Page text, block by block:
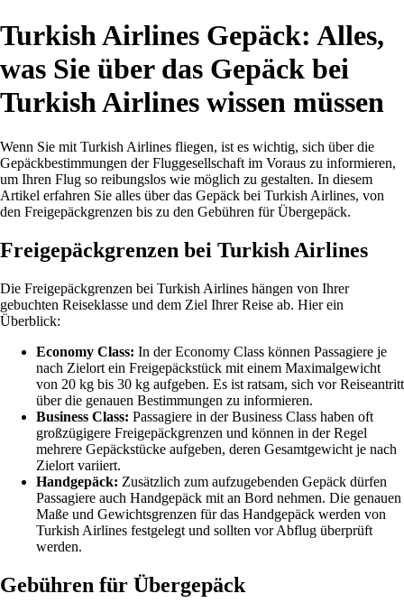
Turkish Airlines Gepäck: Alles,
was Sie über das Gepäck bei
Turkish Airlines wissen müssen
Wenn Sie mit Turkish Airlines fliegen, ist es wichtig, sich über die
Gepäckbestimmungen der Fluggesellschaft im Voraus zu informieren,
um Ihren Flug so reibungslos wie möglich zu gestalten. In diesem
Artikel erfahren Sie alles über das Gepäck bei Turkish Airlines, von
den Freigepäckgrenzen bis zu den Gebühren für Übergepäck.
Freigepäckgrenzen bei Turkish Airlines
Die Freigepäckgrenzen bei Turkish Airlines hängen von Ihrer
gebuchten Reiseklasse und dem Ziel Ihrer Reise ab. Hier ein
Überblick:
Economy Class: In der Economy Class können Passagiere je
nach Zielort ein Freigepäckstück mit einem Maximalgewicht
von 20 kg bis 30 kg aufgeben. Es ist ratsam, sich vor Reiseantritt
über die genauen Bestimmungen zu informieren.
Business Class: Passagiere in der Business Class haben oft
großzügigere Freigepäckgrenzen und können in der Regel
mehrere Gepäckstücke aufgeben, deren Gesamtgewicht je nach
Zielort variiert.
Handgepäck: Zusätzlich zum aufzugebenden Gepäck dürfen
Passagiere auch Handgepäck mit an Bord nehmen. Die genauen
Maße und Gewichtsgrenzen für das Handgepäck werden von
Turkish Airlines festgelegt und sollten vor Abflug überprüft
werden.
Gebühren für Übergepäck